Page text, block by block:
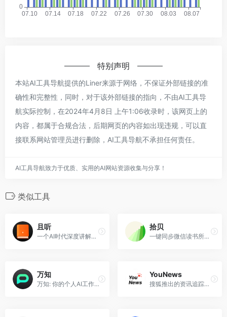
特别声明
本站AI工具导航提供的Liner来源于网络，不保证外部链接的准
确性和完整性，同时，对于该外部链接的指向，不由AI工具导
航实际控制，在2024年4月8日 上午1:06收录时，该网页上的
内容，都属于合规合法，后期网页的内容如出现违规，可以直
接联系网站管理员进行删除，AI工具导航不承担任何责任。
AI工具导航致力于优质、实用的AI网站资源收集与分享！
类似工具
且听
一个AI时代深度讲解分析好书的语音听库
拾贝
一键同步微信读书所有笔记和划线，并在新标签页回顾
万知
万知: 你的个人AI工作站
YouNews
搜狐推出的资讯追踪AI助手，告别信息过载，把握最新进展，你的资讯，由你掌控